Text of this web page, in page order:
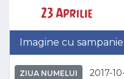
Imagine cu
ZIUA NUMELUI 2017-